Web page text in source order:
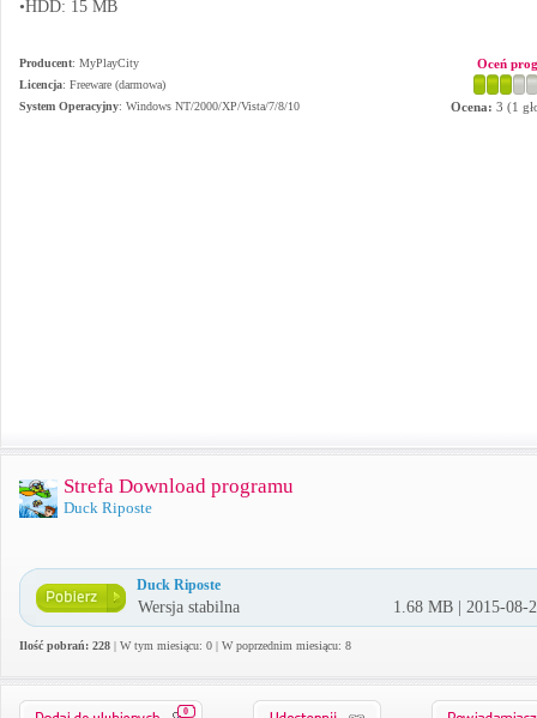
•HDD: 15 MB
Producent: MyPlayCity
Licencja: Freeware (darmowa)
System Operacyjny: Windows NT/2000/XP/Vista/7/8/10
Oceń
Ocena: 3 (1
Strefa Download programu
Duck Riposte
Duck Riposte
Wersja stabilna 1.68 MB | 2015-08-
Ilość pobrań: 228 | W tym miesiącu: 0 | W poprzednim miesiącu: 8
0